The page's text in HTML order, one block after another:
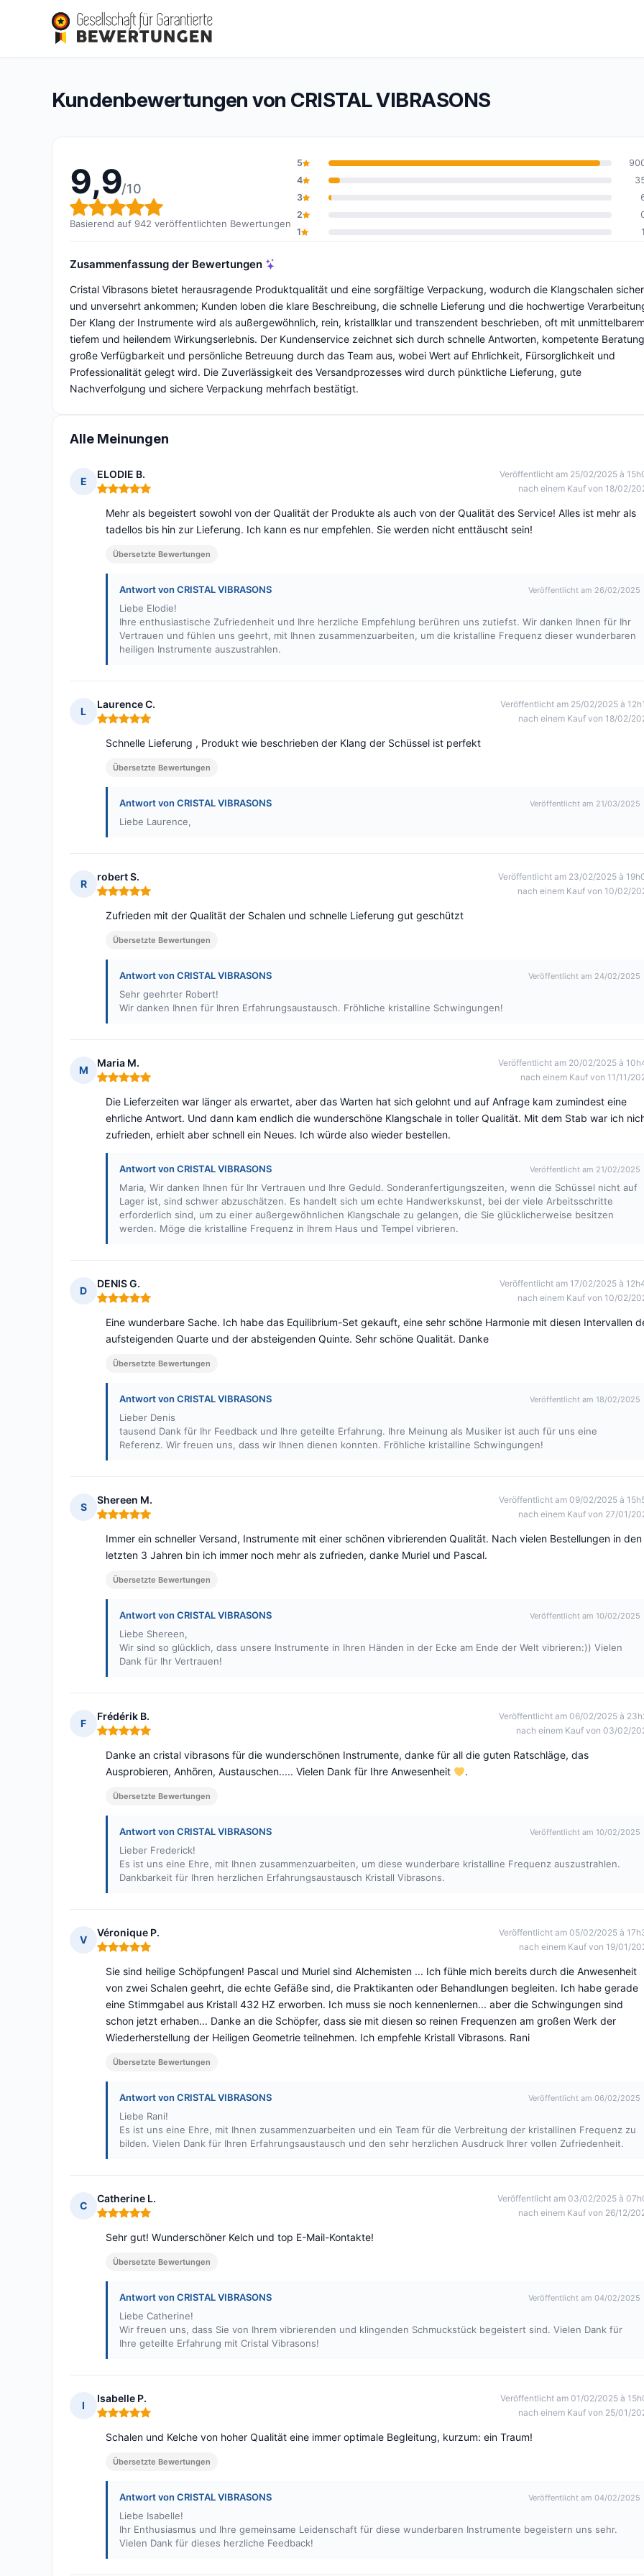
CRISTAL VIBRASONS
Gesamtbewertung: 9,9 von 10
9,9/10(942 Bewertungen)
Kundenbewertungen von CRISTAL VIBRASONS
9,9/10
Gesamtbewertung: 9,9 von 10
Basierend auf 942 veröffentlichten Bewertungen
5
4
3
2
1
1
Zusammenfassung der Bewertungen
Cristal Vibrasons bietet herausragende Produktqualität und eine sorgfältige Verpackung, wodurch die Klangschalen sicher
und unversehrt ankommen; Kunden loben die klare Beschreibung, die schnelle Lieferung und die hochwertige
Der Klang der Instrumente wird als außergewöhnlich, rein, kristallklar und transzendent beschrieben, oft mit
tiefem und heilendem Wirkungserlebnis. Der Kundenservice zeichnet sich durch schnelle Antworten, kompetente
große Verfügbarkeit und persönliche Betreuung durch das Team aus, wobei Wert auf Ehrlichkeit, Fürsorglichkeit und
Professionalität gelegt wird. Die Zuverlässigkeit des Versandprozesses wird durch pünktliche Lieferung, gute
Nachverfolgung und sichere Verpackung mehrfach bestätigt.
Alle Meinungen
E
ELODIE B.
Hinweis: 5 von 5
Veröffentlicht am 25/02/2025 à
nach einem Kauf von 18/02/
Mehr als begeistert sowohl von der Qualität der Produkte als auch von der Qualität des Service! Alles ist mehr als
tadellos bis hin zur Lieferung. Ich kann es nur empfehlen. Sie werden nicht enttäuscht sein!
Übersetzte Bewertungen
Antwort von CRISTAL VIBRASONS Veröffentlicht am 26/02/2025
Liebe Elodie!
Ihre enthusiastische Zufriedenheit und Ihre herzliche Empfehlung berühren uns zutiefst. Wir danken Ihnen für Ihr
Vertrauen und fühlen uns geehrt, mit Ihnen zusammenzuarbeiten, um die kristalline Frequenz dieser wunderbaren
heiligen Instrumente auszustrahlen.
L
Laurence C.
Hinweis: 5 von 5
Veröffentlicht am 25/02/2025 à
nach einem Kauf von 18/02/
Schnelle Lieferung , Produkt wie beschrieben der Klang der Schüssel ist perfekt
Übersetzte Bewertungen
Antwort von CRISTAL VIBRASONS Veröffentlicht am 21/03/2025
Liebe Laurence,
R
robert S.
Hinweis: 5 von 5
Veröffentlicht am 23/02/2025 à
nach einem Kauf von 10/02/
Zufrieden mit der Qualität der Schalen und schnelle Lieferung gut geschützt
Übersetzte Bewertungen
Antwort von CRISTAL VIBRASONS Veröffentlicht am 24/02/2025
Sehr geehrter Robert!
Wir danken Ihnen für Ihren Erfahrungsaustausch. Fröhliche kristalline Schwingungen!
M
Maria M.
Hinweis: 5 von 5
Veröffentlicht am 20/02/2025 à
nach einem Kauf von 11/11/
Die Lieferzeiten war länger als erwartet, aber das Warten hat sich gelohnt und auf Anfrage kam zumindest eine
ehrliche Antwort. Und dann kam endlich die wunderschöne Klangschale in toller Qualität. Mit dem Stab war ich
zufrieden, erhielt aber schnell ein Neues. Ich würde also wieder bestellen.
Antwort von CRISTAL VIBRASONS Veröffentlicht am 21/02/2025
Maria, Wir danken Ihnen für Ihr Vertrauen und Ihre Geduld. Sonderanfertigungszeiten, wenn die Schüssel nicht auf
Lager ist, sind schwer abzuschätzen. Es handelt sich um echte Handwerkskunst, bei der viele Arbeitsschritte
erforderlich sind, um zu einer außergewöhnlichen Klangschale zu gelangen, die Sie glücklicherweise besitzen
werden. Möge die kristalline Frequenz in Ihrem Haus und Tempel vibrieren.
D
DENIS G.
Hinweis: 5 von 5
Veröffentlicht am 17/02/2025 à
nach einem Kauf von 10/02/
Eine wunderbare Sache. Ich habe das Equilibrium-Set gekauft, eine sehr schöne Harmonie mit diesen Intervallen
aufsteigenden Quarte und der absteigenden Quinte. Sehr schöne Qualität. Danke
Übersetzte Bewertungen
Antwort von CRISTAL VIBRASONS Veröffentlicht am 18/02/2025
Lieber Denis
tausend Dank für Ihr Feedback und Ihre geteilte Erfahrung. Ihre Meinung als Musiker ist auch für uns eine
Referenz. Wir freuen uns, dass wir Ihnen dienen konnten. Fröhliche kristalline Schwingungen!
S
Shereen M.
Hinweis: 5 von 5
Veröffentlicht am 09/02/2025 à
nach einem Kauf von 27/01/
Immer ein schneller Versand, Instrumente mit einer schönen vibrierenden Qualität. Nach vielen Bestellungen in den
letzten 3 Jahren bin ich immer noch mehr als zufrieden, danke Muriel und Pascal.
Übersetzte Bewertungen
Antwort von CRISTAL VIBRASONS Veröffentlicht am 10/02/2025
Liebe Shereen,
Wir sind so glücklich, dass unsere Instrumente in Ihren Händen in der Ecke am Ende der Welt vibrieren:)) Vielen
Dank für Ihr Vertrauen!
F
Frédérik B.
Hinweis: 5 von 5
Veröffentlicht am 06/02/2025 à
nach einem Kauf von 03/02/
Danke an cristal vibrasons für die wunderschönen Instrumente, danke für all die guten Ratschläge, das
Ausprobieren, Anhören, Austauschen..... Vielen Dank für Ihre Anwesenheit
.
Übersetzte Bewertungen
Antwort von CRISTAL VIBRASONS Veröffentlicht am 10/02/2025
Lieber Frederick!
Es ist uns eine Ehre, mit Ihnen zusammenzuarbeiten, um diese wunderbare kristalline Frequenz auszustrahlen.
Dankbarkeit für Ihren herzlichen Erfahrungsaustausch Kristall Vibrasons.
V
Véronique P.
Hinweis: 5 von 5
Veröffentlicht am 05/02/2025 à
nach einem Kauf von 19/01/
Sie sind heilige Schöpfungen! Pascal und Muriel sind Alchemisten ... Ich fühle mich bereits durch die Anwesenheit
von zwei Schalen geehrt, die echte Gefäße sind, die Praktikanten oder Behandlungen begleiten. Ich habe gerade
eine Stimmgabel aus Kristall 432 HZ erworben. Ich muss sie noch kennenlernen... aber die Schwingungen sind
schon jetzt erhaben... Danke an die Schöpfer, dass sie mit diesen so reinen Frequenzen am großen Werk der
Wiederherstellung der Heiligen Geometrie teilnehmen. Ich empfehle Kristall Vibrasons. Rani
Übersetzte Bewertungen
Antwort von CRISTAL VIBRASONS Veröffentlicht am 06/02/2025
Liebe Rani!
Es ist uns eine Ehre, mit Ihnen zusammenzuarbeiten und ein Team für die Verbreitung der kristallinen Frequenz zu
bilden. Vielen Dank für Ihren Erfahrungsaustausch und den sehr herzlichen Ausdruck Ihrer vollen Zufriedenheit.
C
Catherine L.
Hinweis: 5 von 5
Veröffentlicht am 03/02/2025 à
nach einem Kauf von 26/12/
Sehr gut! Wunderschöner Kelch und top E-Mail-Kontakte!
Übersetzte Bewertungen
Antwort von CRISTAL VIBRASONS Veröffentlicht am 04/02/2025
Liebe Catherine!
Wir freuen uns, dass Sie von Ihrem vibrierenden und klingenden Schmuckstück begeistert sind. Vielen Dank für
Ihre geteilte Erfahrung mit Cristal Vibrasons!
I
Isabelle P.
Hinweis: 5 von 5
Veröffentlicht am 01/02/2025 à
nach einem Kauf von 25/01/
Schalen und Kelche von hoher Qualität eine immer optimale Begleitung, kurzum: ein Traum!
Übersetzte Bewertungen
Antwort von CRISTAL VIBRASONS Veröffentlicht am 04/02/2025
Liebe Isabelle!
Ihr Enthusiasmus und Ihre gemeinsame Leidenschaft für diese wunderbaren Instrumente begeistern uns sehr.
Vielen Dank für dieses herzliche Feedback!